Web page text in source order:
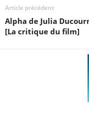
Article précédent
Alpha de Julia
[La critique du film]